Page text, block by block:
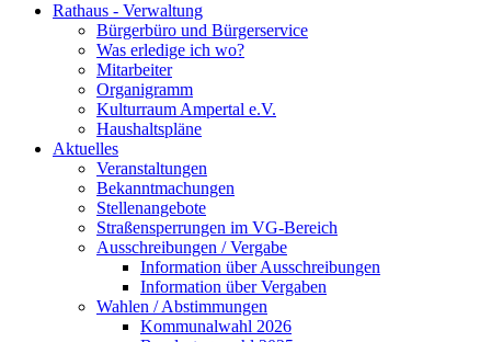
Rathaus - Verwaltung
Bürgerbüro und Bürgerservice
Was erledige ich wo?
Mitarbeiter
Organigramm
Kulturraum Ampertal e.V.
Haushaltspläne
Aktuelles
Veranstaltungen
Bekanntmachungen
Stellenangebote
Straßensperrungen im VG-Bereich
Ausschreibungen / Vergabe
Information über Ausschreibungen
Information über Vergaben
Wahlen / Abstimmungen
Kommunalwahl 2026